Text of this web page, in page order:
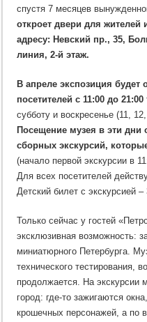
Акватория»
работу в
Большом
Гостином
Дворе
технического
тестирования
спустя 7 месяцев
откроет двери для жителей
адресу: Невский пр., 35,
линия, 2-й этаж.
В апреле экспозиция
посетителей с 11:00 до
субботу и воскресенье (11,
Посещение музея в эти дни
сборных экскурсий,
(начало первой экскурсии в
Для всех посетителей
Детский билет с экскурсией
Только сейчас у гостей
эксклюзивная возможность:
миниатюрного Петербурга.
технического тестирования,
продолжается. На экскурсии
город: где-то зажигаются
крошечных персонажей, а по